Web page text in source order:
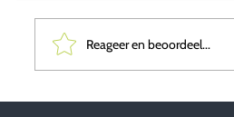
Reageer en beoordeel...